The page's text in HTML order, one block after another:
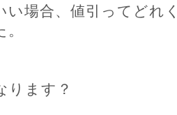
い場合、値引ってどれ
ります？